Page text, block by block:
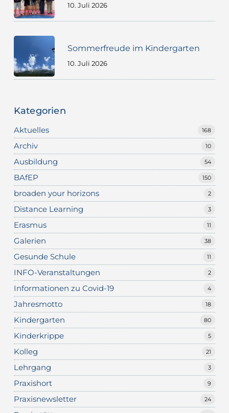
10. Juli 2026
Sommerfreude im Kindergarten
10. Juli 2026
Kategorien
Aktuelles 168
Archiv 10
Ausbildung 54
BAfEP 150
broaden your horizons 2
Distance Learning 3
Erasmus 11
Galerien 38
Gesunde Schule 11
INFO-Veranstaltungen 2
Informationen zu Covid-19 4
Jahresmotto 18
Kindergarten 80
Kinderkrippe 5
Kolleg 21
Lehrgang 3
Praxishort 9
Praxisnewsletter 24